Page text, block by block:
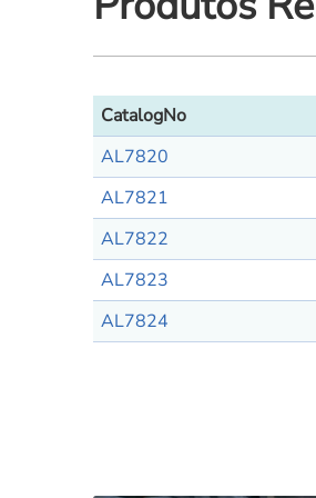
CatalogNo
AL7820
AL7821
AL7822
AL7823
AL7824